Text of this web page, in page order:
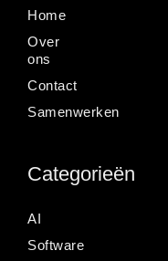
Home
Over
ons
Contact
Samenwerken
Categorieën
AI
Software